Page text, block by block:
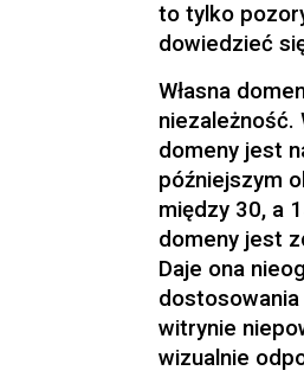
to tylko
dowiedzieć
Własna
domeny jest
późniejszym
między 30, a
domeny jest
Daje ona
witrynie
wizualnie